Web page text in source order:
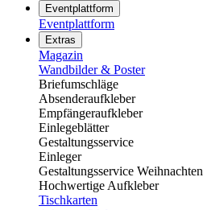
Eventplattform
Eventplattform
Extras
Magazin
Wandbilder & Poster
Briefumschläge
Absenderaufkleber
Empfängeraufkleber
Einlegeblätter
Gestaltungsservice
Einleger
Gestaltungsservice Weihnachten
Hochwertige Aufkleber
Tischkarten